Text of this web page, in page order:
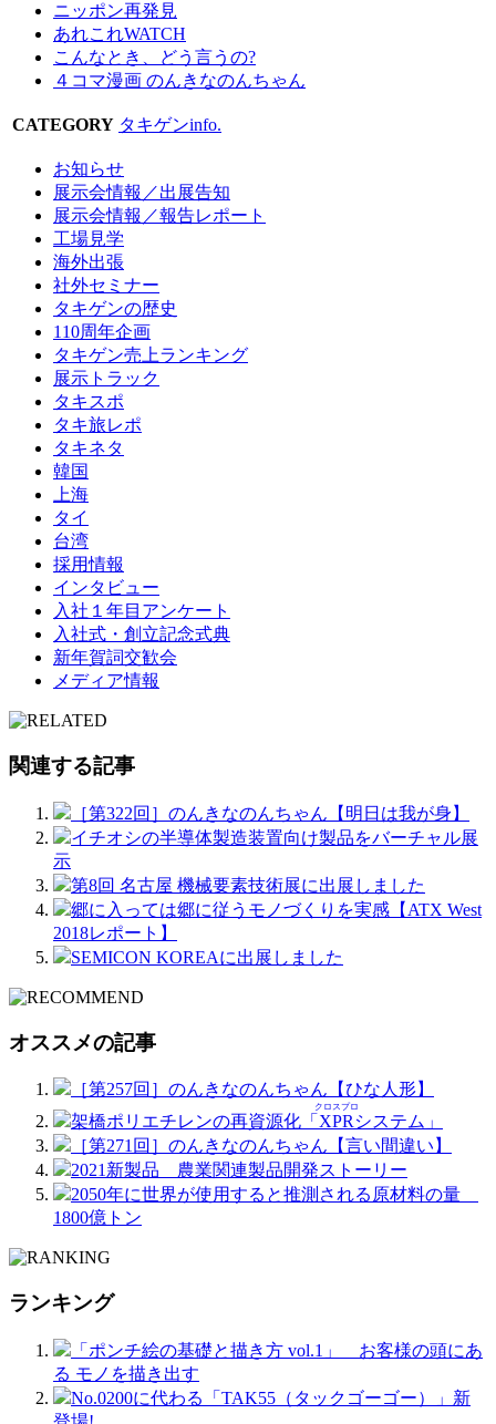
ニッポン再発見
あれこれWATCH
こんなとき、どう言うの?
４コマ漫画 のんきなのんちゃん
CATEGORY タキゲンinfo.
お知らせ
展示会情報／出展告知
展示会情報／報告レポート
工場見学
海外出張
社外セミナー
タキゲンの歴史
110周年企画
タキゲン売上ランキング
展示トラック
タキスポ
タキ旅レポ
タキネタ
韓国
上海
タイ
台湾
採用情報
インタビュー
入社１年目アンケート
入社式・創立記念式典
新年賀詞交歓会
メディア情報
関連する記事
［第322回］のんきなのんちゃん【明日は我が身】
イチオシの半導体製造装置向け製品をバーチャル展
示
第8回 名古屋 機械要素技術展に出展しました
郷に入っては郷に従うモノづくりを実感【ATX West
2018レポート】
SEMICON KOREAに出展しました
オススメの記事
［第257回］のんきなのんちゃん【ひな人形】
架橋ポリエチレンの再資源化「 XPR
クロスプロ
システム」
［第271回］のんきなのんちゃん【言い間違い】
2021新製品 農業関連製品開発ストーリー
2050年に世界が使用すると推測される原材料の量
1800億トン
ランキング
「ポンチ絵の基礎と描き方 vol.1」 お客様の頭にあ
る モノを描き出す
No.0200に代わる「TAK55（タックゴーゴー）」新